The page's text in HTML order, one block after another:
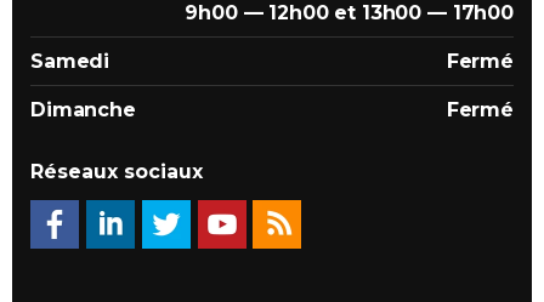
9h00 — 12h00 et 13h00 — 17h00
Samedi Fermé
Dimanche Fermé
Réseaux sociaux